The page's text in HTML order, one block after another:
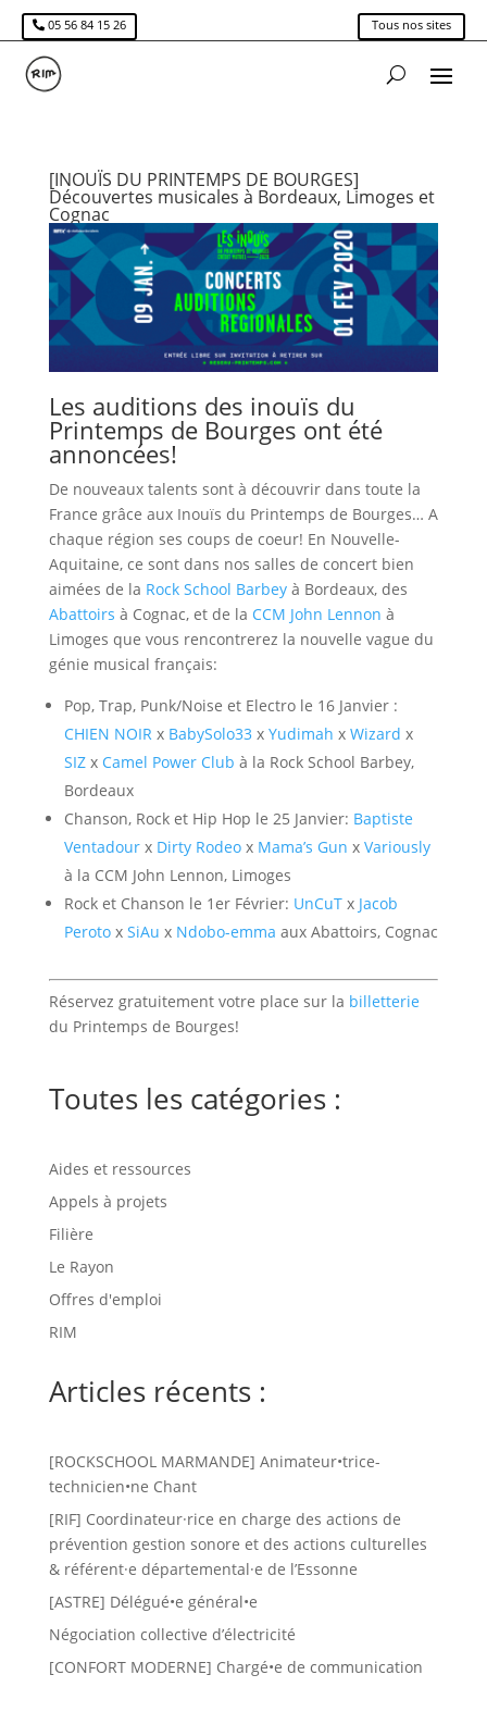
05 56 84 15 26 Tous nos sites
[INOUÏS DU PRINTEMPS DE BOURGES]
Découvertes musicales à Bordeaux, Limoges et
Cognac
Les auditions des inouïs du
Printemps de Bourges ont été
annoncées!
De nouveaux talents sont à découvrir dans toute la
France grâce aux Inouïs du Printemps de Bourges… A
chaque région ses coups de coeur! En Nouvelle-
Aquitaine, ce sont dans nos salles de concert bien
aimées de la Rock School Barbeyà Bordeaux, des
Abattoirs à Cognac, et de la CCM John Lennon à
Limoges que vous rencontrerez la nouvelle vague du
génie musical français:
Pop, Trap, Punk/Noise et Electro le 16 Janvier :
CHIEN NOIR x BabySolo33x Yudimah x Wizard x
SIZx Camel Power Club à la Rock School Barbey,
Bordeaux
Chanson, Rock et Hip Hop le 25 Janvier: Baptiste
Ventadourx Dirty Rodeox Mama’s Gun x Variously
à la CCM John Lennon, Limoges
Rock et Chanson le 1er Février: UnCuTx Jacob
Perotox SiAu x Ndobo-emma aux Abattoirs, Cognac
Réservez gratuitement votre place sur la billetterie
du Printemps de Bourges!
Toutes les catégories :
Aides et ressources
Appels à projets
Filière
Le Rayon
Offres d'emploi
RIM
Articles récents :
[ROCKSCHOOL MARMANDE] Animateur•trice-
technicien•ne Chant
[RIF] Coordinateur·rice en charge des actions de
prévention gestion sonore et des actions culturelles
& référent·e départemental·e de l’Essonne
[ASTRE] Délégué•e général•e
Négociation collective d’électricité
[CONFORT MODERNE] Chargé•e de communication